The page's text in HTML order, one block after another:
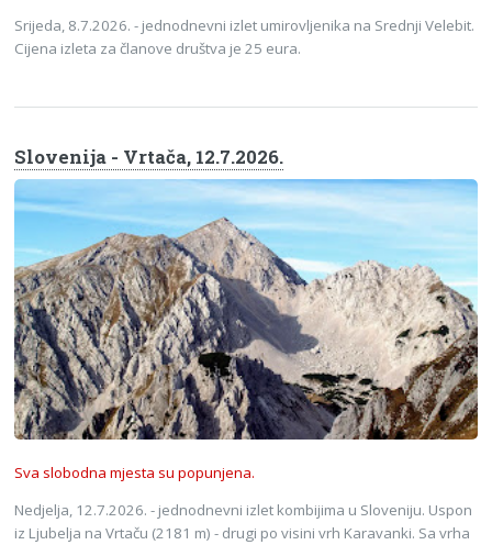
Srijeda, 8.7.2026. - jednodnevni izlet umirovljenika na Srednji Velebit.
Cijena izleta za članove društva je 25 eura.
Slovenija - Vrtača, 12.7.2026.
Sva slobodna mjesta su popunjena.
Nedjelja, 12.7.2026. - jednodnevni izlet kombijima u Sloveniju. Uspon
iz Ljubelja na Vrtaču (2181 m) - drugi po visini vrh Karavanki. Sa vrha